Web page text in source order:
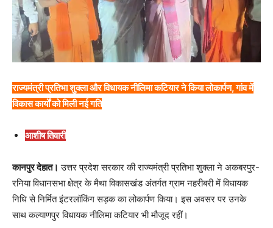
राज्यमंत्री प्रतिभा शुक्ला और विधायक नीलिमा कटियार ने किया लोकार्पण, गांव में
विकास कार्यों को मिली नई गति
आशीष तिवारी
कानपुर देहात। उत्तर प्रदेश सरकार की राज्यमंत्री प्रतिभा शुक्ला ने अकबरपुर-
रनिया विधानसभा क्षेत्र के मैथा विकासखंड अंतर्गत ग्राम नहरीबरी में विधायक
निधि से निर्मित इंटरलॉकिंग सड़क का लोकार्पण किया। इस अवसर पर उनके
साथ कल्याणपुर विधायक नीलिमा कटियार भी मौजूद रहीं।